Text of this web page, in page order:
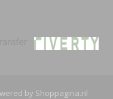
by Shoppagina.nl